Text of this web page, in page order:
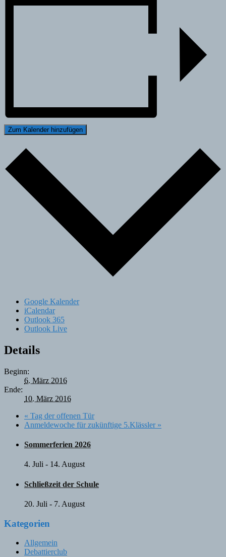
Zum Kalender hinzufügen
Google Kalender
iCalendar
Outlook 365
Outlook Live
Details
Beginn:
6. März 2016
Ende:
10. März 2016
« Tag der offenen Tür
Anmeldewoche für zukünftige 5.Klässler »
Sommerferien 2026
4. Juli - 14. August
Schließzeit der Schule
20. Juli - 7. August
Kategorien
Allgemein
Debattierclub